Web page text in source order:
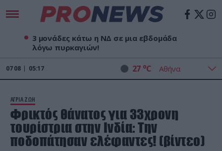
3 μονάδες κάτω η ΝΔ σε μια εβδομάδα
λόγω πυρκαγιών!
07 08 05:17 27 oC
ΑΓΡΙΑ ΖΩΗ
Φρικτός θάνατος για 33χρονη
τουρίστρια στην Ινδία: Την
ποδοπάτησαν ελέφαντες! (βίντεο)